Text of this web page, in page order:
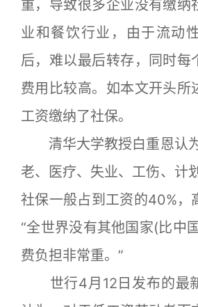
重，导致很多企业没有缴纳
业和餐饮行业，由于流动
后，难以最后转存，同时每
费用比较高。如本文开头所
工资缴纳了社保。
清华大学教授白重恩认
老、医疗、失业、工伤、计
社保一般占到工资的40%，
“全世界没有其他国家(比中
费负担非常重。”
世行4月12日发布的最